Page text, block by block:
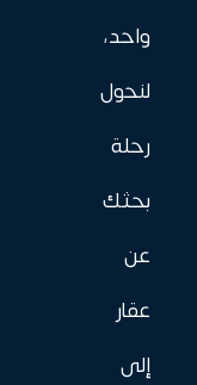
واحد،
لنحول
رحلة
بحثك
عن
عقار
إلى